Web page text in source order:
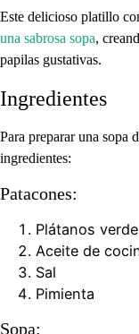
Este delicioso platillo
una sabrosa sopa,
papilas gustativas.
Ingredientes
Para preparar una sopa
ingredientes:
Patacones:
Plátanos
Aceite de
Sal
Pimienta
Sopa: